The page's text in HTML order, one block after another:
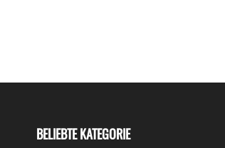
BELIEBTE KATEGORIE